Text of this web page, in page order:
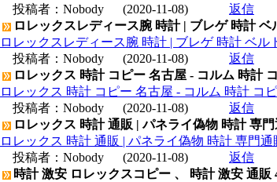
投稿者： Nobody (2020-11-08)
返信
ロレックスレディース腕 時計 | ブレゲ 時計 ベ
ロレックスレディース腕 時計 | ブレゲ 時計 ベル
投稿者： Nobody (2020-11-08)
返信
ロレックス 時計 コピー 名古屋 - コルム 時計
ロレックス 時計 コピー 名古屋 - コルム 時計 コ
投稿者： Nobody (2020-11-08)
返信
ロレックス 時計 通販 | パネライ偽物 時計 専
ロレックス 時計 通販 | パネライ偽物 時計 専門通
投稿者： Nobody (2020-11-08)
返信
時計 激安 ロレックスコピー 、 時計 激安 通販